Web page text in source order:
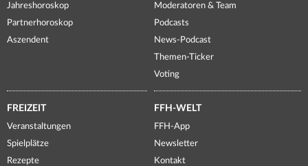
Jahreshoroskop
Partnerhoroskop
Aszendent
Moderatoren & Team
Podcasts
News-Podcast
Themen-Ticker
Voting
FREIZEIT
Veranstaltungen
Spielplätze
Rezepte
FFH-WELT
FFH-App
Newsletter
Kontakt